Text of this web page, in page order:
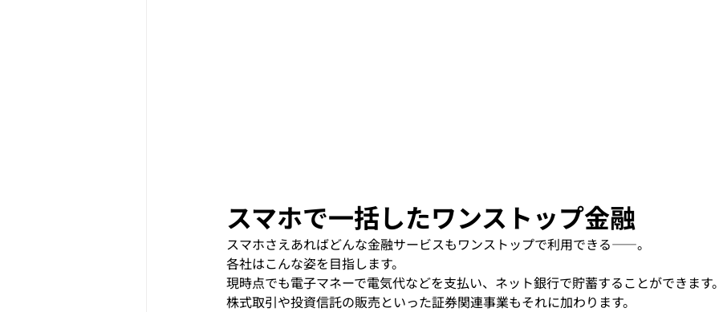
スマホで一括したワンストップ金融
スマホさえあればどんな金融サービスもワンストップで利用できる――。
各社はこんな姿を目指します。
現時点でも電子マネーで電気代などを支払い、ネット銀行で貯蓄することができます。
株式取引や投資信託の販売といった証券関連事業もそれに加わります。